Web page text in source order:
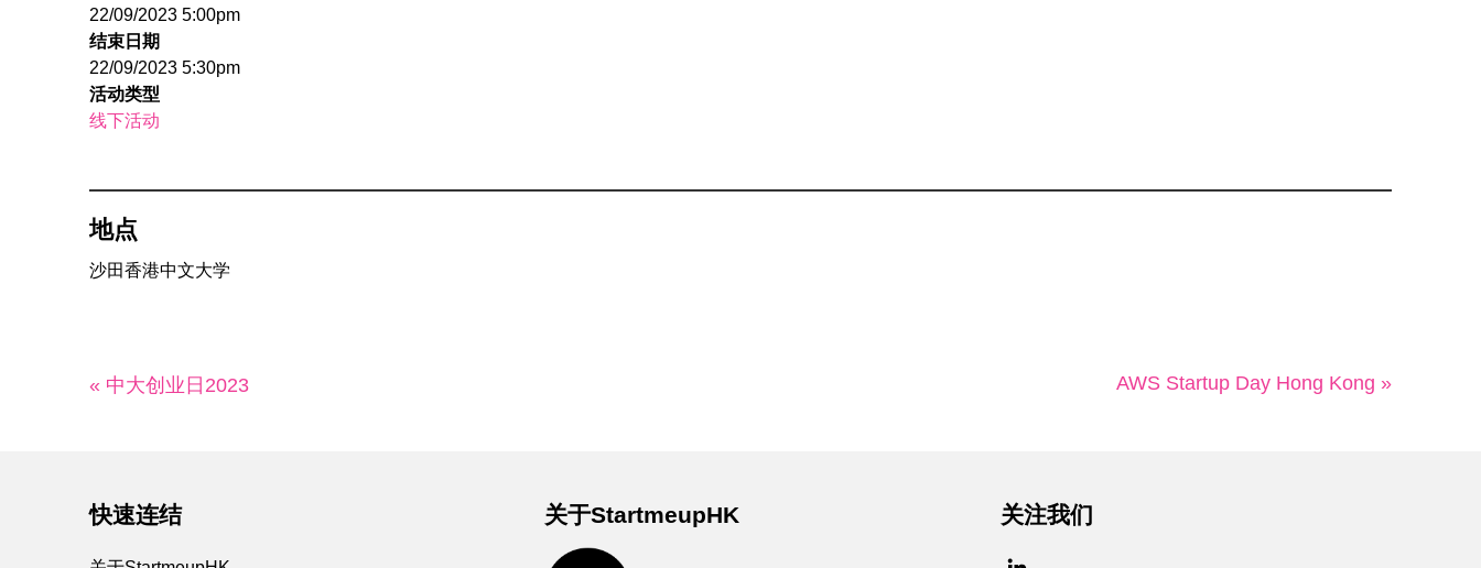
22/09/2023 5:00pm
结束日期
22/09/2023 5:30pm
活动类型
线下活动
地点
沙田香港中文大学
« 中大创业日2023 AWS Startup Day Hong Kong »
快速连结 关于StartmeupHK 关注我们